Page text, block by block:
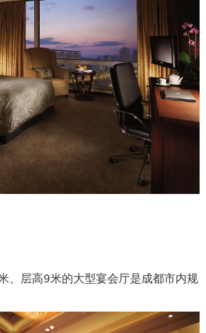
、层高9米的大型宴会厅是成都市内规